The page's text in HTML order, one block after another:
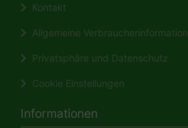
Kontakt
Allgemeine Verbraucherinformation
Privatsphäre und Datenschutz
Cookie Einstellungen
Informationen